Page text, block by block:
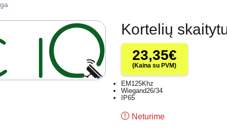
Kortelių
23,35€
(Kaina su PVM)
EM125Khz
Wiegand26/34
IP65
Neturime